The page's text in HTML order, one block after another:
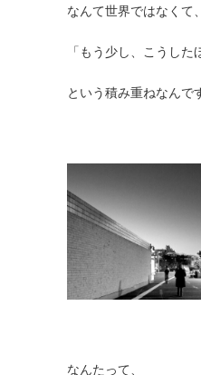
なんて世界ではなくて、
「もう少し、こうした
という積み重ねなんで
なんたって、